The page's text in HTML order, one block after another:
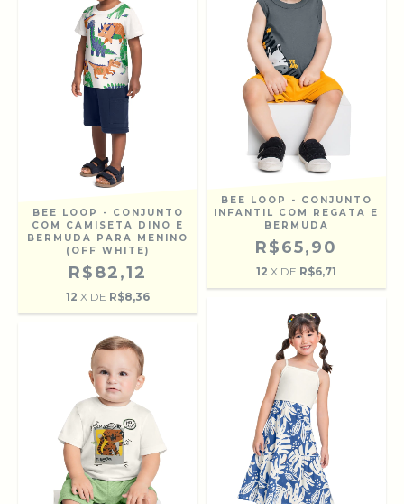
BEE LOOP - CONJUNTO
COM CAMISETA DINO E
BERMUDA PARA MENINO
(OFF WHITE)
R$82,12
12 X DE R$8,36
BEE LOOP - CONJUNTO
INFANTIL COM REGATA E
BERMUDA
R$65,90
12 X DE R$6,71